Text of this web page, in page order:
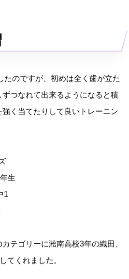
たのですが、初めは全く歯が立た
つなれて出来るようになると積
く当てたりして良いトレーニン
生
1
テゴリーに淞南高校3年の織田、
てくれました。